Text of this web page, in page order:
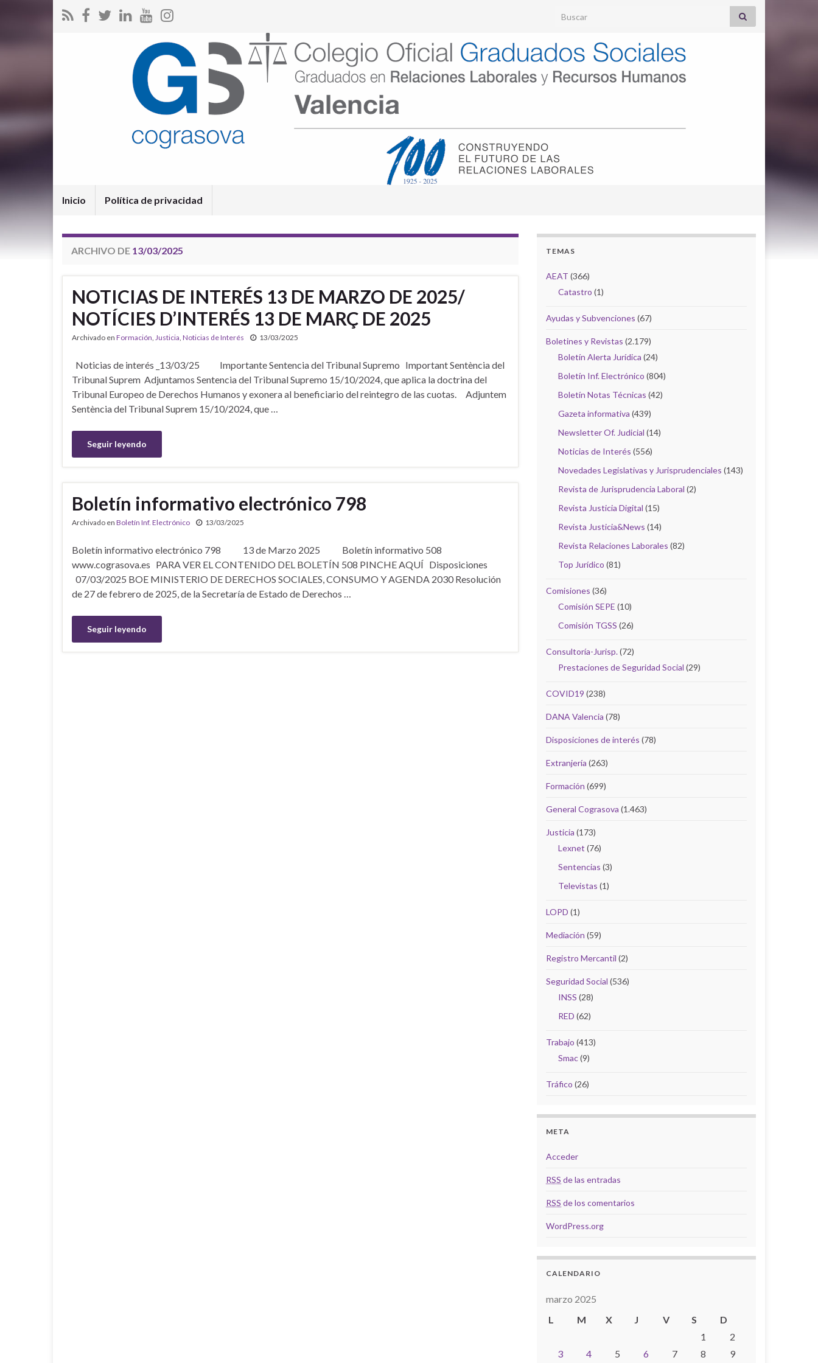
Search for:
Inicio Política de privacidad
ARCHIVO DE 13/03/2025
NOTICIAS DE INTERÉS 13 DE MARZO DE 2025/
NOTÍCIES D’INTERÉS 13 DE MARÇ DE 2025
Archivado en Formación, Justicia, Noticias de Interés 13/03/2025
Noticias de interés _13/03/25 Importante Sentencia del Tribunal Supremo Important Sentència del
Tribunal Suprem Adjuntamos Sentencia del Tribunal Supremo 15/10/2024, que aplica la doctrina del
Tribunal Europeo de Derechos Humanos y exonera al beneficiario del reintegro de las cuotas. Adjuntem
Sentència del Tribunal Suprem 15/10/2024, que …
Seguir leyendo
Boletín informativo electrónico 798
Archivado en Boletín Inf. Electrónico 13/03/2025
Boletín informativo electrónico 798 13 de Marzo 2025 Boletín informativo 508
www.cograsova.es PARA VER EL CONTENIDO DEL BOLETÍN 508 PINCHE AQUÍ Disposiciones
07/03/2025 BOE MINISTERIO DE DERECHOS SOCIALES, CONSUMO Y AGENDA 2030 Resolución
de 27 de febrero de 2025, de la Secretaría de Estado de Derechos …
Seguir leyendo
TEMAS
AEAT (366)
Catastro (1)
Ayudas y Subvenciones (67)
Boletines y Revistas (2.179)
Boletín Alerta Jurídica (24)
Boletín Inf. Electrónico (804)
Boletín Notas Técnicas (42)
Gazeta informativa (439)
Newsletter Of. Judicial (14)
Noticias de Interés (556)
Novedades Legislativas y Jurisprudenciales (143)
Revista de Jurisprudencia Laboral (2)
Revista Justicia Digital (15)
Revista Justicia&News (14)
Revista Relaciones Laborales (82)
Top Jurídico (81)
Comisiones (36)
Comisión SEPE (10)
Comisión TGSS (26)
Consultoría-Jurisp.(72)
Prestaciones de Seguridad Social (29)
COVID19 (238)
DANA Valencia (78)
Disposiciones de interés (78)
Extranjería (263)
Formación (699)
General Cograsova (1.463)
Justicia (173)
Lexnet (76)
Sentencias (3)
Televistas (1)
LOPD (1)
Mediación (59)
Registro Mercantil (2)
Seguridad Social (536)
INSS (28)
RED (62)
Trabajo (413)
Smac(9)
Tráfico (26)
META
Acceder
RSS de las entradas
RSS de los comentarios
WordPress.org
CALENDARIO
marzo 2025
L
M X J V S
D
1
2
3
4 5 6 7 8 9